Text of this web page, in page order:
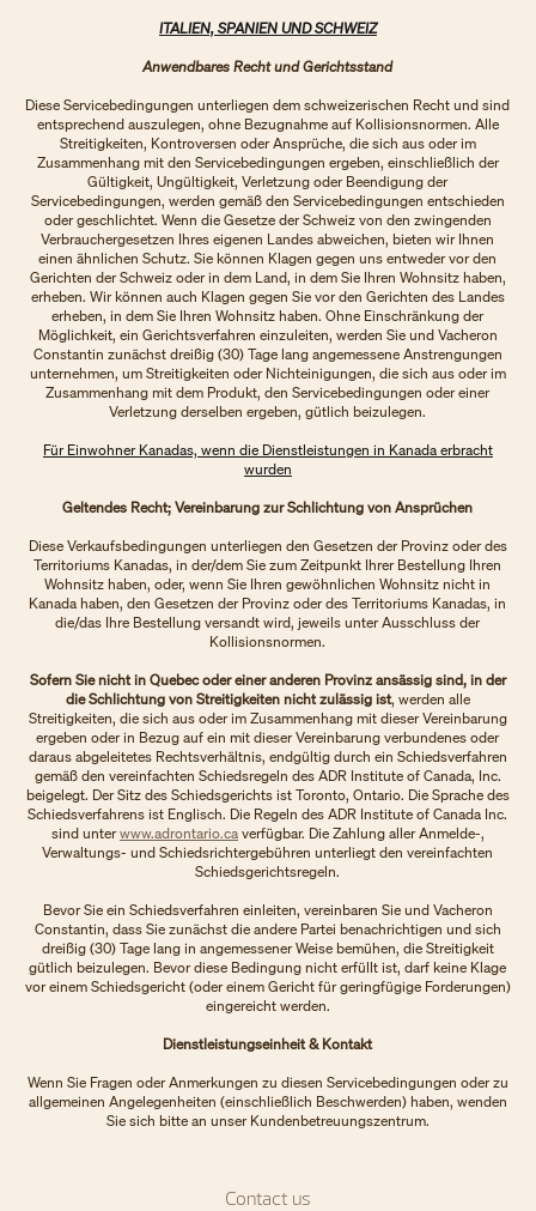
ITALIEN, SPANIEN UND SCHWEIZ
Anwendbares Recht und Gerichtsstand
Diese Servicebedingungen unterliegen dem schweizerischen Recht und sind
entsprechend auszulegen, ohne Bezugnahme auf Kollisionsnormen. Alle
Streitigkeiten, Kontroversen oder Ansprüche, die sich aus oder im
Zusammenhang mit den Servicebedingungen ergeben, einschließlich der
Gültigkeit, Ungültigkeit, Verletzung oder Beendigung der
Servicebedingungen, werden gemäß den Servicebedingungen entschieden
oder geschlichtet. Wenn die Gesetze der Schweiz von den zwingenden
Verbrauchergesetzen Ihres eigenen Landes abweichen, bieten wir Ihnen
einen ähnlichen Schutz. Sie können Klagen gegen uns entweder vor den
Gerichten der Schweiz oder in dem Land, in dem Sie Ihren Wohnsitz haben,
erheben. Wir können auch Klagen gegen Sie vor den Gerichten des Landes
erheben, in dem Sie Ihren Wohnsitz haben. Ohne Einschränkung der
Möglichkeit, ein Gerichtsverfahren einzuleiten, werden Sie und Vacheron
Constantin zunächst dreißig (30) Tage lang angemessene Anstrengungen
unternehmen, um Streitigkeiten oder Nichteinigungen, die sich aus oder im
Zusammenhang mit dem Produkt, den Servicebedingungen oder einer
Verletzung derselben ergeben, gütlich beizulegen.
Für Einwohner Kanadas, wenn die Dienstleistungen in Kanada erbracht
wurden
Geltendes Recht; Vereinbarung zur Schlichtung von Ansprüchen
Diese Verkaufsbedingungen unterliegen den Gesetzen der Provinz oder des
Territoriums Kanadas, in der/dem Sie zum Zeitpunkt Ihrer Bestellung Ihren
Wohnsitz haben, oder, wenn Sie Ihren gewöhnlichen Wohnsitz nicht in
Kanada haben, den Gesetzen der Provinz oder des Territoriums Kanadas, in
die/das Ihre Bestellung versandt wird, jeweils unter Ausschluss der
Kollisionsnormen.
Sofern Sie nicht in Quebec oder einer anderen Provinz ansässig sind, in der
die Schlichtung von Streitigkeiten nicht zulässig ist, werden alle
Streitigkeiten, die sich aus oder im Zusammenhang mit dieser Vereinbarung
ergeben oder in Bezug auf ein mit dieser Vereinbarung verbundenes oder
daraus abgeleitetes Rechtsverhältnis, endgültig durch ein Schiedsverfahren
gemäß den vereinfachten Schiedsregeln des ADR Institute of Canada, Inc.
beigelegt. Der Sitz des Schiedsgerichts ist Toronto, Ontario. Die Sprache des
Schiedsverfahrens ist Englisch. Die Regeln des ADR Institute of Canada Inc.
sind unterwww.adrontario.caverfügbar. Die Zahlung aller Anmelde-,
Verwaltungs- und Schiedsrichtergebühren unterliegt den vereinfachten
Schiedsgerichtsregeln.
Bevor Sie ein Schiedsverfahren einleiten, vereinbaren Sie und Vacheron
Constantin, dass Sie zunächst die andere Partei benachrichtigen und sich
dreißig (30) Tage lang in angemessener Weise bemühen, die Streitigkeit
gütlich beizulegen. Bevor diese Bedingung nicht erfüllt ist, darf keine Klage
vor einem Schiedsgericht (oder einem Gericht für geringfügige Forderungen)
eingereicht werden.
Dienstleistungseinheit & Kontakt
Wenn Sie Fragen oder Anmerkungen zu diesen Servicebedingungen oder zu
allgemeinen Angelegenheiten (einschließlich Beschwerden) haben, wenden
Sie sich bitte an unser Kundenbetreuungszentrum.
Contact us